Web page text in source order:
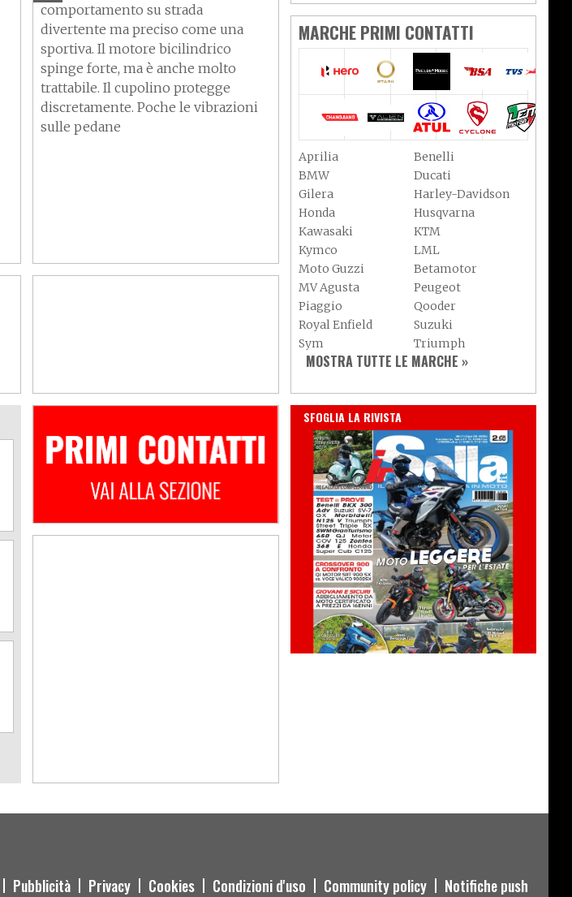
comportamento su strada
divertente ma preciso come una
sportiva. Il motore bicilindrico
spinge forte, ma è anche molto
trattabile. Il cupolino protegge
discretamente. Poche le vibrazioni
sulle pedane
MARCHE PRIMI CONTATTI
Aprilia
Benelli
BMW
Ducati
Gilera
Harley-Davidson
Honda
Husqvarna
Kawasaki
KTM
Kymco
LML
Moto Guzzi
Betamotor
MV Agusta
Peugeot
Piaggio
Qooder
Royal Enfield
Suzuki
Sym
Triumph
Vespa
Yamaha
Axy
MOSTRA TUTTE LE MARCHE »
IN EDICOLA
SFOGLIA LA RIVISTA
Pubblicità Privacy Cookies Condizioni d'uso Community policy Notifiche push